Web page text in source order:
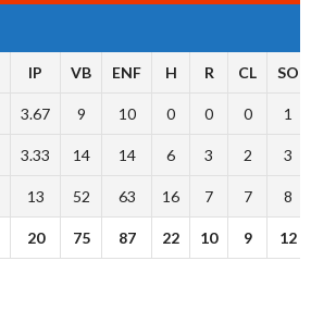
IP VB ENF H R CL SO
3.67 9 10 0 0 0 1
3.33 14 14 6 3 2 3
13 52 63 16 7 7 8
20 75 87 22 10 9 12